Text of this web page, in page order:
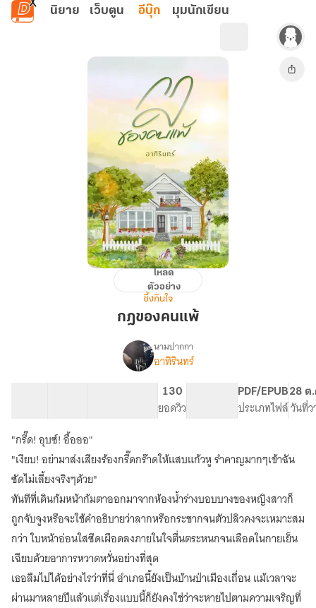
ข้ามไปยังเนื้อหาหลัก
นิยาย เว็บตูน อีบุ๊ก มุมนักเขียน
โหลด
ตัวอย่าง
ซึ้งกินใจ
กฎของคนแพ้
เรื่อง
ของ
คน
แพ้
บุ๊ก
นามปากกา
อาทิรินทร์
130
ยอดวิว
PDF/EPUB
ประเภทไฟล์
28 ต
วันที่ว
"กรี๊ด! อุบซ์! อื้อออ"
"เงียบ! อย่ามาส่งเสียงร้องกรี๊ดกร๊าดให้แสบแก้วหู รำคาญมากๆเข้าฉัน
ซัดไม่เลี้ยงจริงๆด้วย"
ทันทีที่เดินก้มหน้าก้มตาออกมาจากห้องน้ำร่างบอบบางของหญิงสาวก็
ถูกจับจูงหรือจะใช้คำอธิบายว่าลากหรือกระชากจนตัวปลิวคงจะเหมาะสม
กว่า ใบหน้าอ่อนใสซีดเผือดลงภายในใจตื่นตระหนกจนเลือดในกายเย็น
เฉียบด้วยอาการหวาดหวั่นอย่างที่สุด
เธอลืมไปได้อย่างไรว่าที่นี่ อำเภอนี้ยังเป็นบ้านป่าเมืองเถื่อน แม้เวลาจะ
ผ่านมาหลายปีแล้วแต่เรื่องแบบนี้ก็ยังคงใช่ว่าจะหายไปตามความเจริญที่